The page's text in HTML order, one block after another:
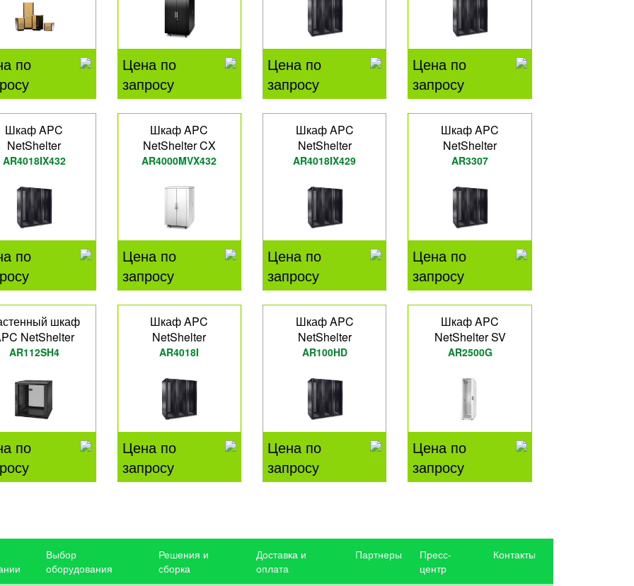
по
Цена по
запросу
Цена по
запросу
Цена по
запросу
Шкаф APC
NetShelter
AR4018IX432
по
Шкаф APC
NetShelter CX
AR4000MVX432
Цена по
запросу
Шкаф APC
NetShelter
AR4018IX429
Цена по
запросу
Шкаф APC
NetShelter
AR3307
Цена по
запросу
шкаф
NetShelter
AR112SH4
по
Шкаф APC
NetShelter
AR4018I
Цена по
запросу
Шкаф APC
NetShelter
AR100HD
Цена по
запросу
Шкаф APC
NetShelter SV
AR2500G
Цена по
запросу
Выбор
оборудования
Решения и
сборка
Доставка и
оплата
Партнеры
Пресс-
центр
Контакты